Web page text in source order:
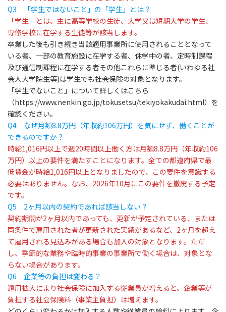
Q3 「学生ではないこと」の「学生」とは？
「学生」とは、主に高等学校の生徒、大学又は短期大学の学生、
専修学校に在学する生徒等が該当 します。
卒業した後も引き続き当該適用事業所に使用されることとなって
いる者、一部の教育施設に在学する者、休学中の者、定時制課程
及び通信制課程に在学する者その他これらに準じる者(いわゆる社
会人大学院生等)は学生でも社会保険の対象となります。
「学生でないこと」について詳しくはこちら
（https://www.nenkin.go.jp/tokusetsu/tekiyokakudai.html）を
確認ください。
Q4 なぜ月額8.8万円（年収約106万円）を気にせず、働くことが
できるのですか？
時給1,016円以上で週20時間以上働く方は月額8.8万円（年収約106
万円）以上の要件を満たすことになります。全ての都道府県で最
低賃金が時給1,016円以上となりましたので、 この要件を意識する
必要はありません。 なお、2026年10月にこの要件を撤廃する予定
です。
Q5 2ヶ月以内の契約であれば該当しない？
契約期間が2ヶ月以内であっても、更新が予定されている、または
同条件で雇用された者が更新された実績があるなど、2ヶ月を超え
て雇用される見込みがある場合も加入の対象となります。ただ
し、季節的な業務や臨時的事業の事業所で働く場合は、対象とな
らない場合があります。
Q6 企業等の負担は変わる？
適用拡大により社会保険に加入する従業員が増えると、企業等が
負担する社会保険料（事業主負担）は増えます。